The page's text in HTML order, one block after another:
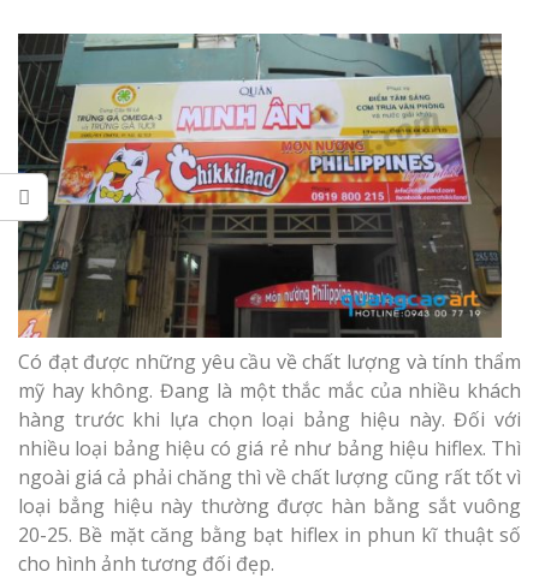
Có đạt được những yêu cầu về chất lượng và tính thẩm
mỹ hay không. Đang là một thắc mắc của nhiều khách
hàng trước khi lựa chọn loại bảng hiệu này. Đối với
nhiều loại bảng hiệu có giá rẻ như bảng hiệu hiflex. Thì
ngoài giá cả phải chăng thì về chất lượng cũng rất tốt vì
loại bẳng hiệu này thường được hàn bằng sắt vuông
20-25. Bề mặt căng bằng bạt hiflex in phun kĩ thuật số
cho hình ảnh tương đối đẹp.